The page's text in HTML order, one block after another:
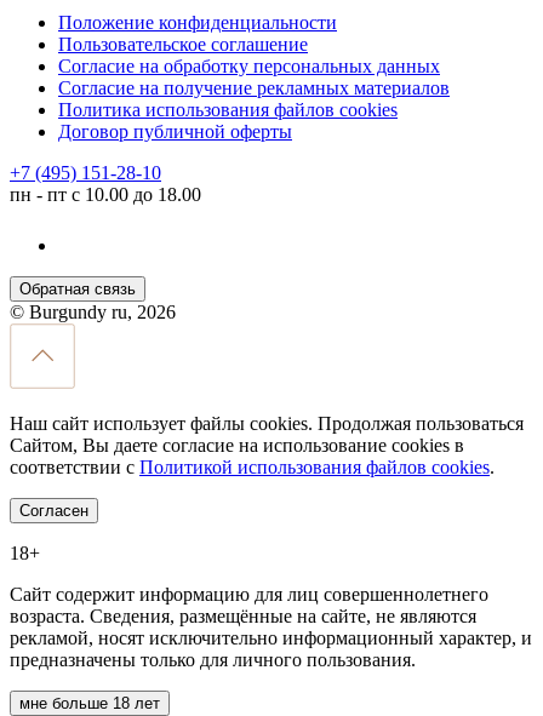
Положение конфиденциальности
Пользовательское соглашение
Согласие на обработку персональных данных
Согласие на получение рекламных материалов
Политика использования файлов cookies
Договор публичной оферты
+7 (495) 151-28-10
пн - пт с 10.00 до 18.00
Обратная связь
© Burgundy ru, 2026
Наш сайт использует файлы cookies. Продолжая пользоваться
Сайтом, Вы даете согласие на использование cookies в
соответствии с Политикой использования файлов cookies.
Согласен
18+
Сайт содержит информацию для лиц совершеннолетнего
возраста. Сведения, размещённые на сайте, не являются
рекламой, носят исключительно информационный характер, и
предназначены только для личного пользования.
мне больше 18 лет